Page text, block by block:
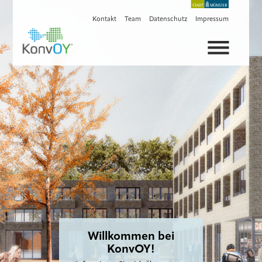
Kontakt Team Datenschutz Impressum
Willkommen bei
KonvOY!
Willkommen bei
KonvOY!
Willkommen bei
KonvOY!